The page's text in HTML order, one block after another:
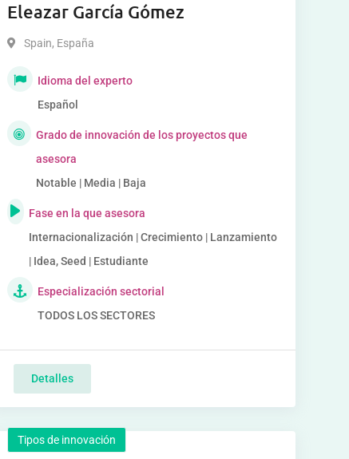
Eleazar García Gómez
Spain, España
Idioma del experto
Español
Grado de innovación de los proyectos que
asesora
Notable | Media | Baja
Fase en la que asesora
Internacionalización | Crecimiento | Lanzamiento
| Idea, Seed | Estudiante
Especialización sectorial
TODOS LOS SECTORES
Detalles
Tipos de innovación